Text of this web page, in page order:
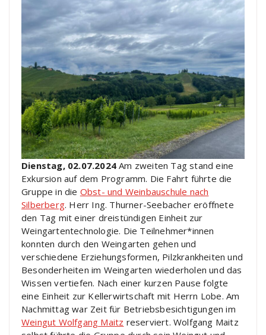
Dienstag, 02.07.2024 Am zweiten Tag stand eine
Exkursion auf dem Programm. Die Fahrt führte die
Gruppe in die Obst- und Weinbauschule nach
Silberberg. Herr Ing. Thurner-Seebacher eröffnete
den Tag mit einer dreistündigen Einheit zur
Weingartentechnologie. Die Teilnehmer*innen
konnten durch den Weingarten gehen und
verschiedene Erziehungsformen, Pilzkrankheiten und
Besonderheiten im Weingarten wiederholen und das
Wissen vertiefen. Nach einer kurzen Pause folgte
eine Einheit zur Kellerwirtschaft mit Herrn Lobe. Am
Nachmittag war Zeit für Betriebsbesichtigungen im
Weingut Wolfgang Maitz reserviert. Wolfgang Maitz